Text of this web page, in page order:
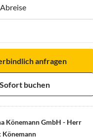
anfragen
Sofort buchen
Könemann GmbH - Herr
Könemann